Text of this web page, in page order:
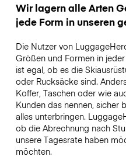
Wir lagern alle Arten
jede Form in unseren
Die Nutzer von
Größen und Formen in
ist egal, ob es die
oder Rucksäcke sind.
Koffer, Taschen oder wie
Kunden das nennen, sicher
alles unterbringen.
ob die Abrechnung nach
unsere Tagesrate haben
möchten.